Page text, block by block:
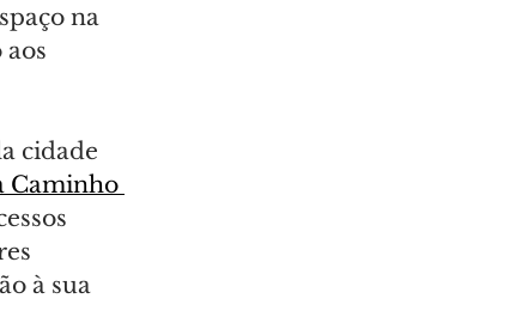
na
cidade
Caminho
à sua